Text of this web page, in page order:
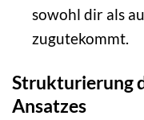
sowohl dir als
zugutekommt.
Strukturierung
Ansatzes